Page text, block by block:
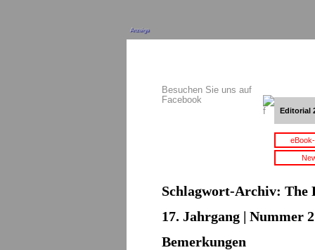
Anzeige
Besuchen Sie uns auf
Facebook
Editorial
Schlagwort-Archiv: The
17. Jahrgang | Nummer
Bemerkungen